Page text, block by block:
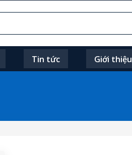
Tin tức Giới thiệu